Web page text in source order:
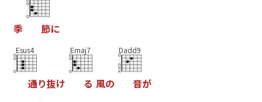
季 節に
Esus4
通り抜け
Emaj7
る 風の
Dadd9
音が